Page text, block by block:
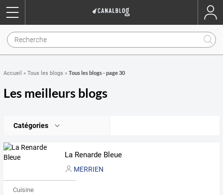
Accueil » Tous les blogs » Tous les blogs - page 30
Les meilleurs blogs
Catégories
La Renarde Bleue
MERRIEN
Cuisine